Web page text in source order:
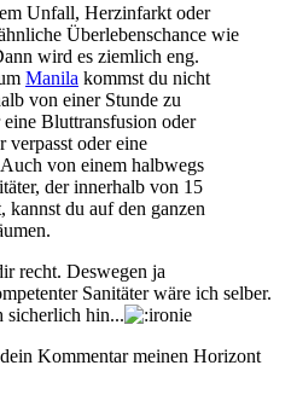
Unfall, Herzinfarkt oder
Überlebenschance wie
wird es ziemlich eng.
Manila kommst du nicht
von einer Stunde zu
Bluttransfusion oder
verpasst oder eine
von einem halbwegs
der innerhalb von 15
du auf den ganzen
recht. Deswegen ja
Sanitäter wäre ich selber.
sicherlich hin...
Kommentar meinen Horizont